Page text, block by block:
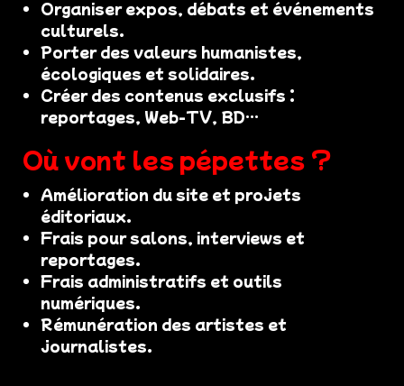
Organiser expos, débats et événements
culturels.
Porter des valeurs humanistes,
écologiques et solidaires.
Créer des contenus exclusifs :
reportages, Web-TV, BD…
Où vont les pépettes ?
Amélioration du site et projets
éditoriaux.
Frais pour salons, interviews et
reportages.
Frais administratifs et outils
numériques.
Rémunération des artistes et
journalistes.